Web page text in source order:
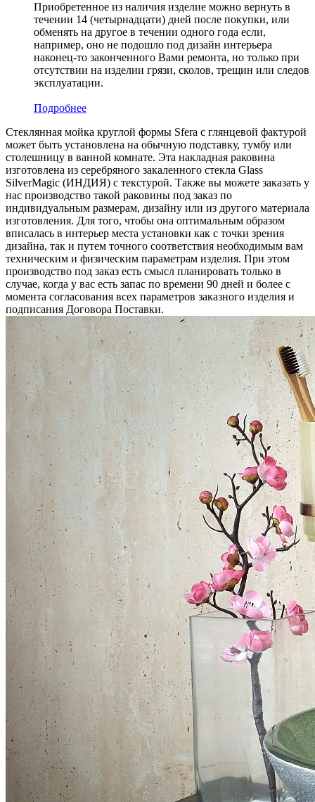
Приобретенное из наличия изделие можно вернуть в
течении 14 (четырнадцати) дней после покупки, или
обменять на другое в течении одного года если,
например, оно не подошло под дизайн интерьера
наконец-то законченного Вами ремонта, но только при
отсутствии на изделии грязи, сколов, трещин или следов
эксплуатации.
Подробнее
Стеклянная мойка круглой формы Sfera с глянцевой фактурой
может быть установлена на обычную подставку, тумбу или
столешницу в ванной комнате. Эта накладная раковина
изготовлена из серебряного закаленного стекла Glass
SilverMagic (ИНДИЯ) c текстурой. Также вы можете заказать у
нас производство такой раковины под заказ по
индивидуальным размерам, дизайну или из другого материала
изготовления. Для того, чтобы она оптимальным образом
вписалась в интерьер места установки как с точки зрения
дизайна, так и путем точного соответствия необходимым вам
техническим и физическим параметрам изделия. При этом
производство под заказ есть смысл планировать только в
случае, когда у вас есть запас по времени 90 дней и более с
момента согласования всех параметров заказного изделия и
подписания Договора Поставки.